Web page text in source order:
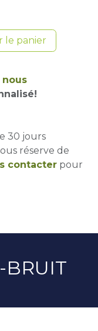
le panier
nous
30 jours
réserve de
contacter pour
BRUIT